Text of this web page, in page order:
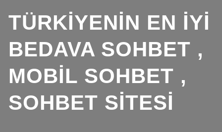
TÜRKIYENIN EN IYI
BEDAVA SOHBET ,
MOBIL SOHBET ,
SOHBET SITESI